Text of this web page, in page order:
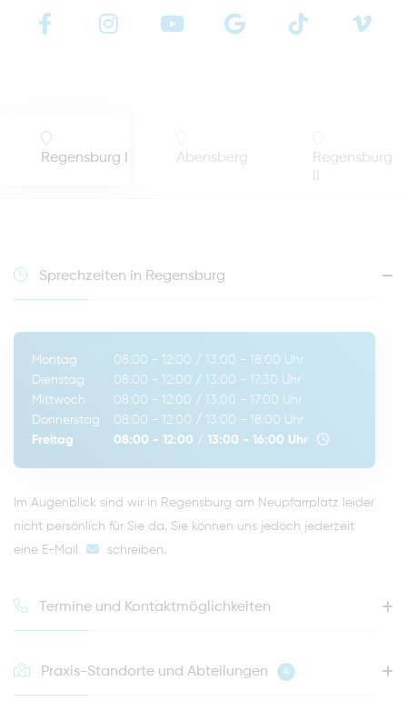
Regensburg I Abensberg
Regensburg
Sprechzeiten in Regensburg
Montag 08:00 - 12:00 / 13:00 - 18:00 Uhr
Dienstag
08:00 - 12:00 / 13:00 - 17:30 Uhr
Mittwoch
08:00 - 12:00 / 13:00 - 17:00 Uhr
Donnerstag
08:00 - 12:00 / 13:00 - 18:00 Uhr
Freitag
08:00 - 12:00 / 13:00 - 16:00 Uhr
Im Augenblick sind wir in Regensburg am Neupfarrplatz leider
nicht persönlich für Sie da. Sie können uns jedoch jederzeit
eine E-Mail
schreiben.
Termine und Kontaktmöglichkeiten
Praxis-Standorte und Abteilungen 4